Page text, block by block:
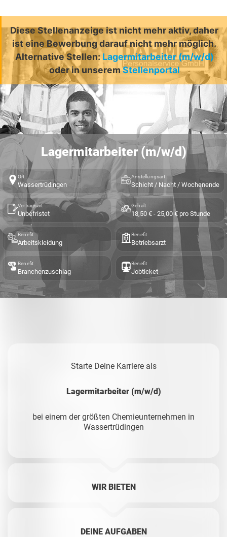
Diese Stellenanzeige ist nicht mehr aktiv, daher
ist eine Bewerbung darauf nicht mehr möglich.
Alternative Stellen: Lagermitarbeiter (m/w/d)
oder in unseremStellenportal
Lagermitarbeiter (m/w/d)
Ort
Wassertrüdingen
Anstellungsart
Schicht / Nacht / Wochenende
Vertragsart
Unbefristet
Gehalt
18,50 € - 25,00 € pro Stunde
Benefit
Arbeitskleidung
Benefit
Betriebsarzt
Benefit
Branchenzuschlag
Benefit
Jobticket
Starte Deine Karriere als
Lagermitarbeiter (m/w/d)
bei einem der größten Chemieunternehmen in
Wassertrüdingen
WIR BIETEN
DEINE AUFGABEN